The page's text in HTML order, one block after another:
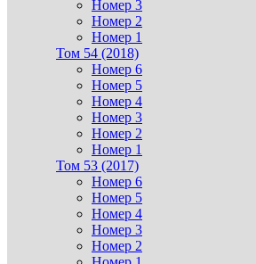
Номер 3
Номер 2
Номер 1
Том 54 (2018)
Номер 6
Номер 5
Номер 4
Номер 3
Номер 2
Номер 1
Том 53 (2017)
Номер 6
Номер 5
Номер 4
Номер 3
Номер 2